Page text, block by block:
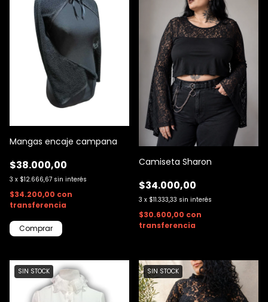
Mangas encaje campana
$38.000,00
3 x $12.666,67 sin interés
$34.200,00 con
transferencia
Comprar
Camiseta Sharon
$34.000,00
3 x $11.333,33 sin interés
$30.600,00 con
transferencia
SIN STOCK SIN STOCK